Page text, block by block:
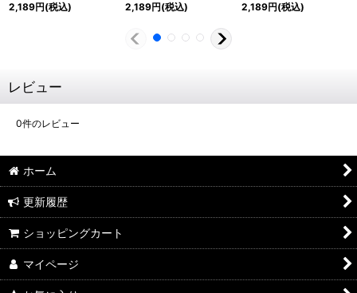
2,189円(税込)
2,189円(税込)
2,189円(税込)
レビュー
0件のレビュー
ホーム
更新履歴
ショッピングカート
マイページ